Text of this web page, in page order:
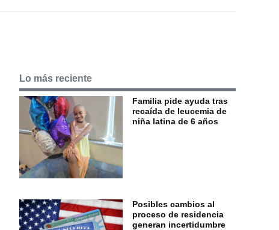
Lo más reciente
Familia pide ayuda tras
recaída de leucemia de
niña latina de 6 años
Posibles cambios al
proceso de residencia
generan incertidumbre